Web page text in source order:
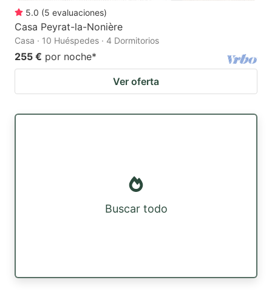
5.0 (5 evaluaciones)
Casa Peyrat-la-Nonière
Casa · 10 Huéspedes · 4 Dormitorios
255 € por noche*
Ver oferta
Buscar todo